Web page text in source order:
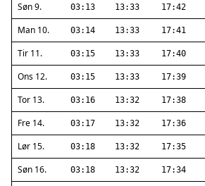
Søn 9. 03:13 13:33 17:42
Man 10. 03:14 13:33 17:41
Tir 11. 03:15 13:33 17:40
Ons 12. 03:15 13:33 17:39
Tor 13. 03:16 13:32 17:38
Fre 14. 03:17 13:32 17:36
Lør 15. 03:18 13:32 17:35
Søn 16. 03:18 13:32 17:34